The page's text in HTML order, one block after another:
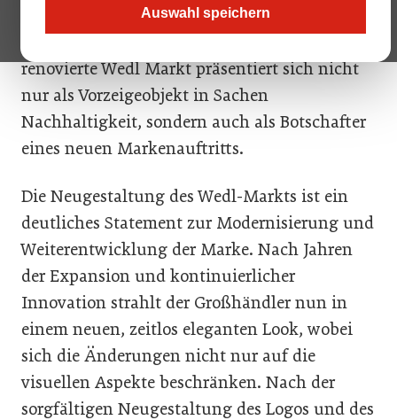
Auswahl speichern
Lebensmittelgroßhändlers Wedl wurde gerade
renovierte Wedl Markt präsentiert sich nicht
nur als Vorzeigeobjekt in Sachen
Nachhaltigkeit, sondern auch als Botschafter
eines neuen Markenauftritts.
Die Neugestaltung des Wedl-Markts ist ein
deutliches Statement zur Modernisierung und
Weiterentwicklung der Marke. Nach Jahren
der Expansion und kontinuierlicher
Innovation strahlt der Großhändler nun in
einem neuen, zeitlos eleganten Look, wobei
sich die Änderungen nicht nur auf die
visuellen Aspekte beschränken. Nach der
sorgfältigen Neugestaltung des Logos und des